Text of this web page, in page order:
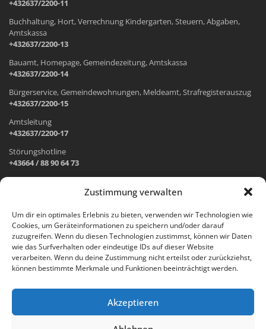
Zustimmung verwalten
Um dir ein optimales Erlebnis zu bieten, verwenden wir Technologien wie
Cookies, um Geräteinformationen zu speichern und/oder darauf
zuzugreifen. Wenn du diesen Technologien zustimmst, können wir Daten
wie das Surfverhalten oder eindeutige IDs auf dieser Website
verarbeiten. Wenn du deine Zustimmung nicht erteilst oder zurückziehst,
können bestimmte Merkmale und Funktionen beeinträchtigt werden.
Akzeptieren
+432637/2200-11
Buchhaltung, Hort, Verrechnung Kindergarten, Steuern, Abgaben,
Amtskassa
+432637/2200-13
Bauamt, Homepage, Gemeindezeitung, Amtskassa
+432637/2200-14
Bürgerservice, Gemeindewohnungen, Meldeamt, Strafregisterauszug
+432637/2200-15
Amtsleitung
+432637/2200-17
Störungshotline
+43664 / 88 90 64 73
Wr. Neustädter Straße 1
2733 Grünbach am Schneeberg
Öffnungszeiten Gemeindeamt:
Montag: 8.00 – 12.00 Uhr und 14.00 – 18.00 Uhr
Freitag: 8.00 – 12.00 Uhr
Email: